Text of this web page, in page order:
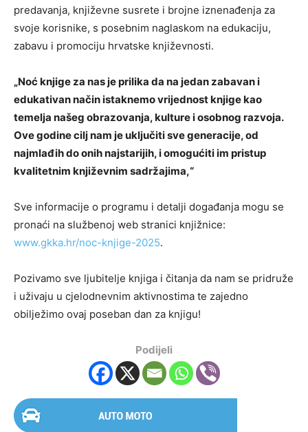
predavanja, književne susrete i brojne iznenađenja za
svoje korisnike, s posebnim naglaskom na edukaciju,
zabavu i promociju hrvatske književnosti.
„Noć knjige za nas je prilika da na jedan zabavan i
edukativan način istaknemo vrijednost knjige kao
temelja našeg obrazovanja, kulture i osobnog razvoja.
Ove godine cilj nam je uključiti sve generacije, od
najmlađih do onih najstarijih, i omogućiti im pristup
kvalitetnim književnim sadržajima,“
Sve informacije o programu i detalji događanja mogu se
pronaći na službenoj web stranici knjižnice:
www.gkka.hr/noc-knjige-2025.
Pozivamo sve ljubitelje knjiga i čitanja da nam se pridruže
i uživaju u cjelodnevnim aktivnostima te zajedno
obilježimo ovaj poseban dan za knjigu!
Podijeli